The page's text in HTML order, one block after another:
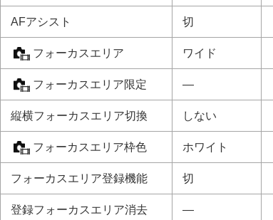
主な仕様
ライセンスについて
故障かな？と思ったら
AFアシスト 切
フォーカスエリア ワイド
フォーカスエリア限定 ―
縦横フォーカスエリア切換 しない
フォーカスエリア枠色 ホワイト
フォーカスエリア登録機能 切
登録フォーカスエリア消去 ―